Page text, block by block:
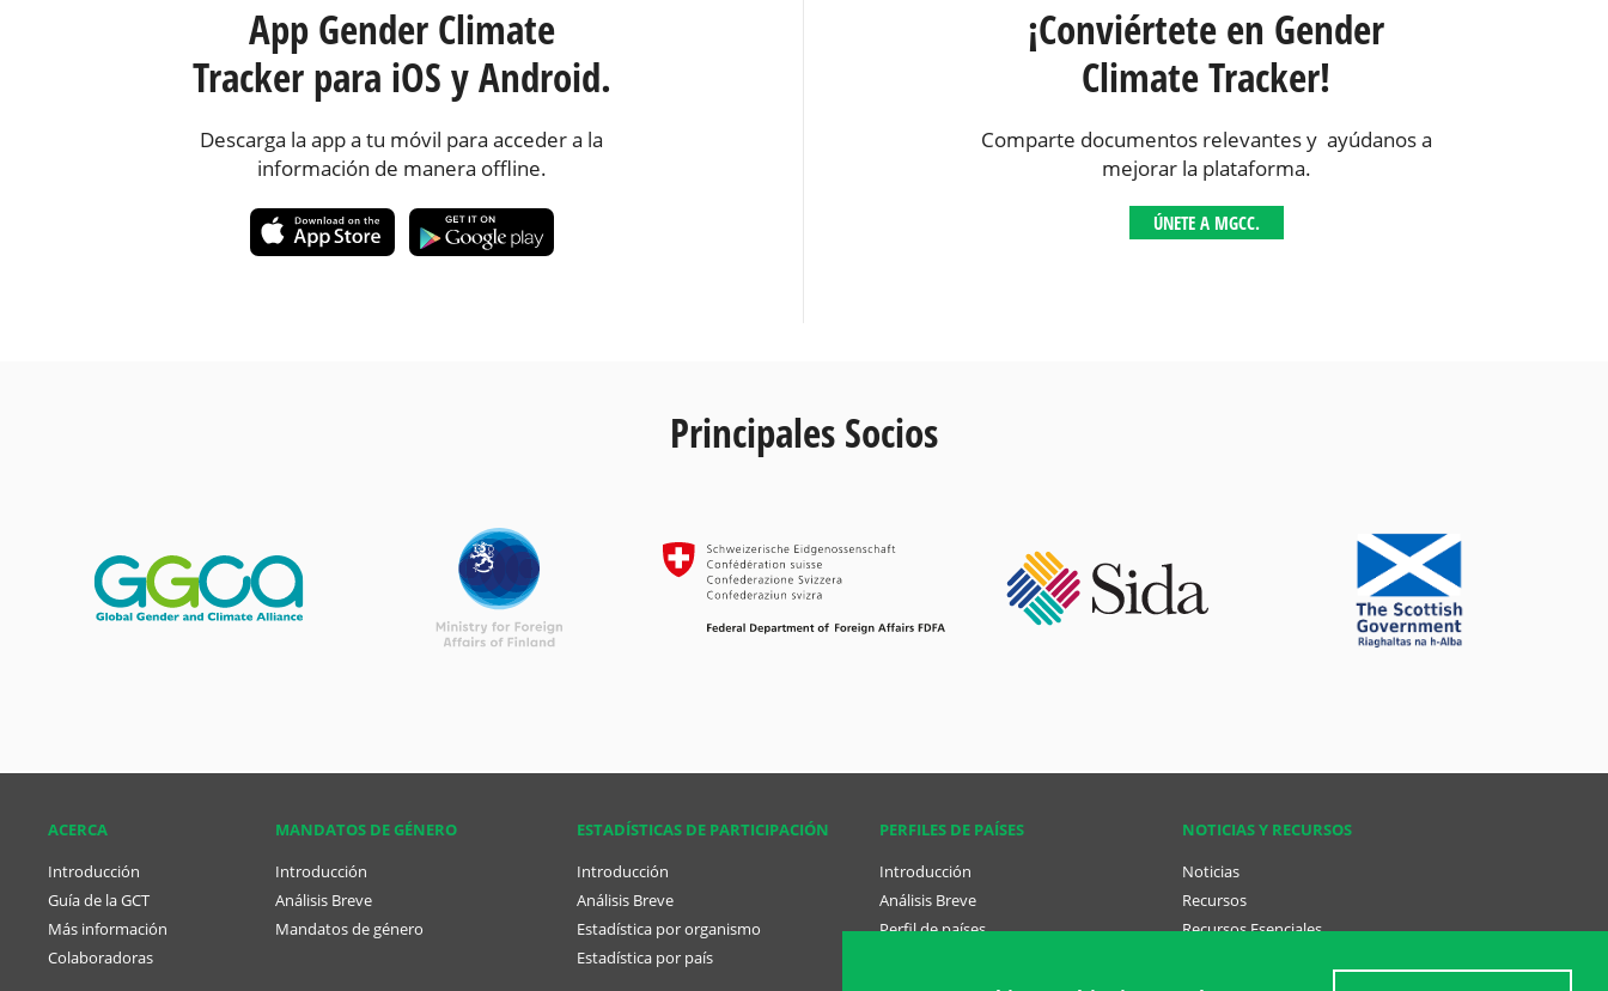
App Gender Climate
Tracker para iOS y Android.
Descarga la app a tu móvil para acceder a la
información de manera offline.
¡Conviértete en Gender
Climate Tracker!
Comparte documentos relevantes y ayúdanos a
mejorar la plataforma.
ÚNETE A MGCC.
Principales Socios
ACERCA
Introducción
Guía de la GCT
Más información
Colaboradoras
NOTICIAS Y RECURSOS
Noticias
Recursos
Recursos Esenciales
MANDATOS DE GÉNERO
Introducción
Análisis Breve
Mandatos de género
ESTADÍSTICAS DE PARTICIPACIÓN
Introducción
Análisis Breve
Estadística por organismo
Estadística por país
PERFILES DE PAÍSES
Introducción
Análisis Breve
Perfil de países